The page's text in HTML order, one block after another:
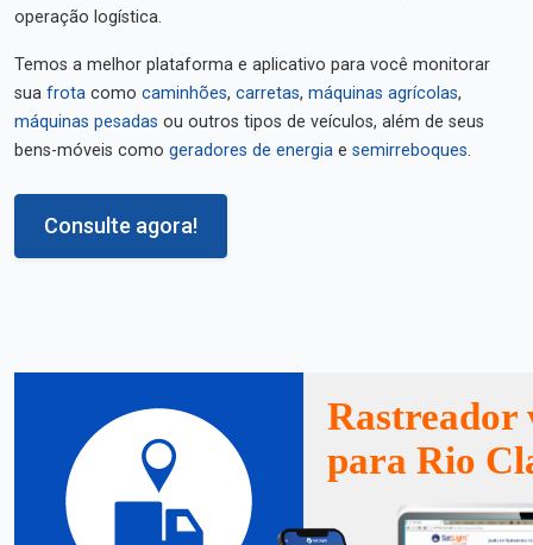
operação logística.
Temos a melhor plataforma e aplicativo para você monitorar
sua frota como caminhões, carretas, máquinas agrícolas,
máquinas pesadas ou outros tipos de veículos, além de seus
bens-móveis como geradores de energia e semirreboques.
Consulte agora!
Rastreador
para Rio